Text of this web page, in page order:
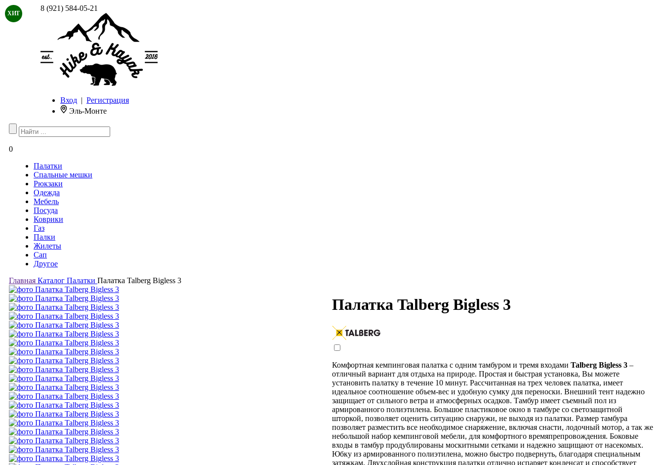
8 (921) 584-05-21
Вход | Регистрация
Эль-Монте
0
Палатки
Спальные мешки
Рюкзаки
Одежда
Мебель
Посуда
Коврики
Газ
Палки
Жилеты
Сап
Другое
Главная Каталог Палатки Палатка Talberg Bigless 3
ХИТ
Палатка Talberg Bigless 3
Комфортная кемпинговая палатка с одним тамбуром и тремя входами Talberg Bigless 3 –
отличный вариант для отдыха на природе. Простая и быстрая установка, Вы можете
установить палатку в течение 10 минут. Рассчитанная на трех человек палатка, имеет
идеальное соотношение объем-вес и удобную сумку для переноски. Внешний тент надежно
защищает от сильного ветра и атмосферных осадков. Тамбур имеет съемный пол из
армированного полиэтилена. Большое пластиковое окно в тамбуре со светозащитной
шторкой, позволяет оценить ситуацию снаружи, не выходя из палатки. Размер тамбура
позволяет разместить все необходимое снаряжение, включая снасти, лодочный мотор, а так же
небольшой набор кемпинговой мебели, для комфортного времяпрепровождения. Боковые
входы в тамбур продублированы москитными сетками и надежно защищают от насекомых.
Юбку из армированного полиэтилена, можно быстро подвернуть, благодаря специальным
затяжкам. Двухслойная конструкция палатки отлично испаряет конденсат и способствует